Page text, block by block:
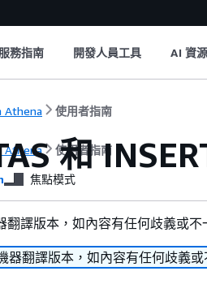
服務指南 開發人員工具 AI 資源
Athena 使用者指南
Athena 使用者指南
和
焦點模式
翻譯版本，如內容有任何歧義或不
器翻譯版本，如內容有任何歧義